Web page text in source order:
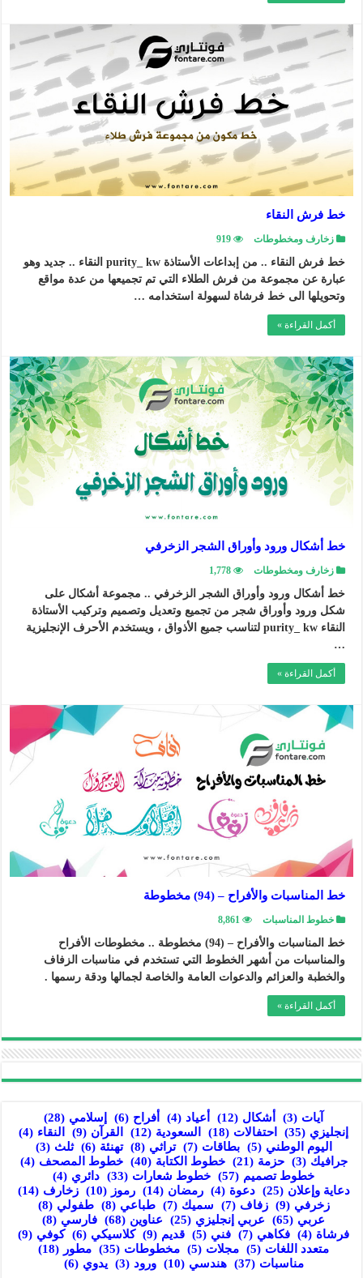
خط فرش النقاء
زخارف ومخطوطات 919
خط فرش النقاء .. من إبداعات الأستاذة purity_ kw النقاء .. جديد وهو
عبارة عن مجموعة من فرش الطلاء التي تم تجميعها من عدة مواقع
وتحويلها الى خط فرشاة لسهولة استخدامه …
أكمل القراءة »
خط أشكال ورود وأوراق الشجر الزخرفي
زخارف ومخطوطات 1,778
خط أشكال ورود وأوراق الشجر الزخرفي .. مجموعة أشكال على
شكل ورود وأوراق شجر من تجميع وتعديل وتصميم وتركيب الأستاذة
النقاء purity_ kw لتناسب جميع الأذواق ، ويستخدم الأحرف الإنجليزية
…
أكمل القراءة »
خط المناسبات والأفراح – (94) مخطوطة
خطوط المناسبات 8,861
خط المناسبات والأفراح – (94) مخطوطة .. مخطوطات الأفراح
والمناسبات من أشهر الخطوط التي تستخدم في مناسبات الزفاف
والخطبة والعزائم والدعوات العامة والخاصة لجمالها ودقة رسمها .
أكمل القراءة »
آيات (3) أشكال (12) أعياد (4) أفراح (6) إسلامي (28)
إنجليزي (35) احتفالات (18) السعودية (12) القرآن (9) النقاء (4)
اليوم الوطني (5) بطاقات (7) تراثي (8) تهنئة (6) ثلث (3)
جرافيك (3) حزمة (21) خطوط الكتابة (40) خطوط المصحف (4)
خطوط تصميم (57) خطوط شعارات (33) دائري (4)
دعاية وإعلان (25) دعوة (4) رمضان (14) رموز (10) زخارف (14)
زخرفي (9) زفاف (7) سميك (7) طباعي (8) طفولي (8)
عربي (65) عربي إنجليزي (25) عناوين (68) فارسي (8)
فرشاة (4) فكاهي (7) فني (5) قديم (9) كلاسيكي (6) كوفي (9)
متعدد اللغات (5) مجلات (5) مخطوطات (35) مطور (18)
مناسبات (37) هندسي (10) ورود (3) يدوي (6)